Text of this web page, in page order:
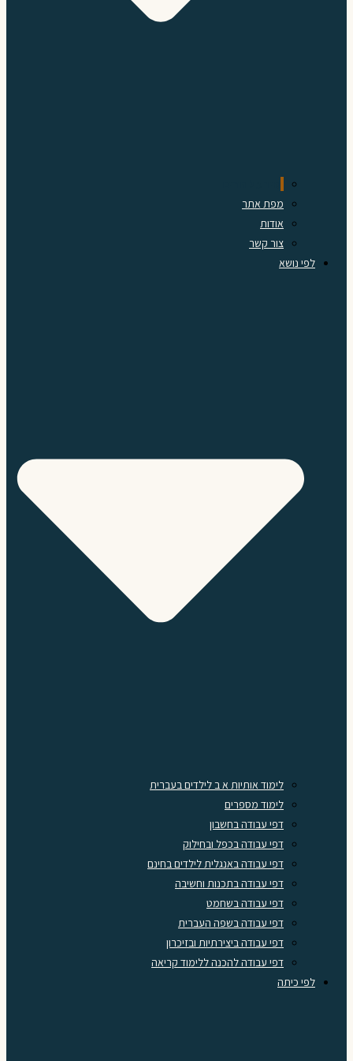
מפת אתר
אודות
צור קשר
לפי נושא
לימוד אותיות א ב לילדים בעברית
לימוד מספרים
דפי עבודה בחשבון
דפי עבודה בכפל ובחילוק
דפי עבודה באנגלית לילדים בחינם
דפי עבודה בתכנות וחשיבה
דפי עבודה בשחמט
דפי עבודה בשפה העברית
דפי עבודה ביצירתיות ובזיכרון
דפי עבודה להכנה ללימוד קריאה
לפי כיתה